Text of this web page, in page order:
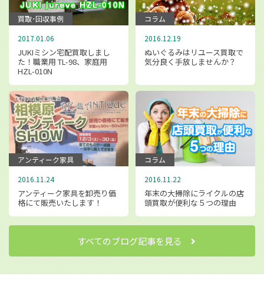
買取･回収事例
2017.01.06
JUKIミシン宅配買取しまし
た！職業用 TL-98、家庭用
HZL-010N
コラム
2016.12.19
ぬいぐるみはリユース買取で
気分良く手放しませんか？
アンティーク家具
2016.11.24
アンティーク家具を卸売り価
格にて販売いたします！
コラム
2016.11.22
年末の大掃除にライクルの店
頭買取が便利な５つの理由
すべてのブログ記事を見る